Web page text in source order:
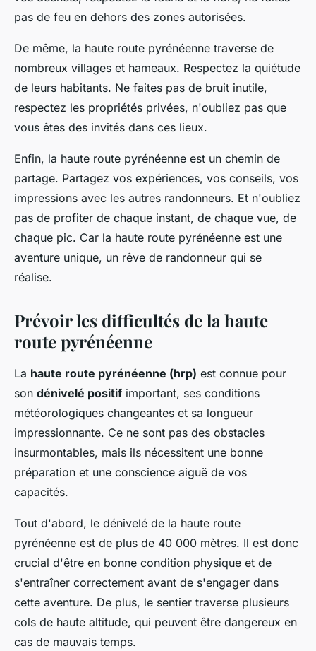
pas de feu en dehors des zones autorisées.
De même, la haute route pyrénéenne traverse de
nombreux villages et hameaux. Respectez la quiétude
de leurs habitants. Ne faites pas de bruit inutile,
respectez les propriétés privées, n'oubliez pas que
vous êtes des invités dans ces lieux.
Enfin, la haute route pyrénéenne est un chemin de
partage. Partagez vos expériences, vos conseils, vos
impressions avec les autres randonneurs. Et n'oubliez
pas de profiter de chaque instant, de chaque vue, de
chaque pic. Car la haute route pyrénéenne est une
aventure unique, un rêve de randonneur qui se
réalise.
Prévoir les difficultés de la haute
route pyrénéenne
La haute route pyrénéenne (hrp) est connue pour
son dénivelé positifimportant, ses conditions
météorologiques changeantes et sa longueur
impressionnante. Ce ne sont pas des obstacles
insurmontables, mais ils nécessitent une bonne
préparation et une conscience aiguë de vos
capacités.
Tout d'abord, le dénivelé de la haute route
pyrénéenne est de plus de 40 000 mètres. Il est donc
crucial d'être en bonne condition physique et de
s'entraîner correctement avant de s'engager dans
cette aventure. De plus, le sentier traverse plusieurs
cols de haute altitude, qui peuvent être dangereux en
cas de mauvais temps.